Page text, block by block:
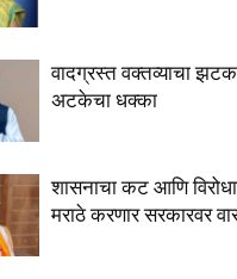
वादग्रस्त वक्तव्याचा
अटकेचा धक्का
शासनाचा कट आणि
मराठे करणार सरकारवर